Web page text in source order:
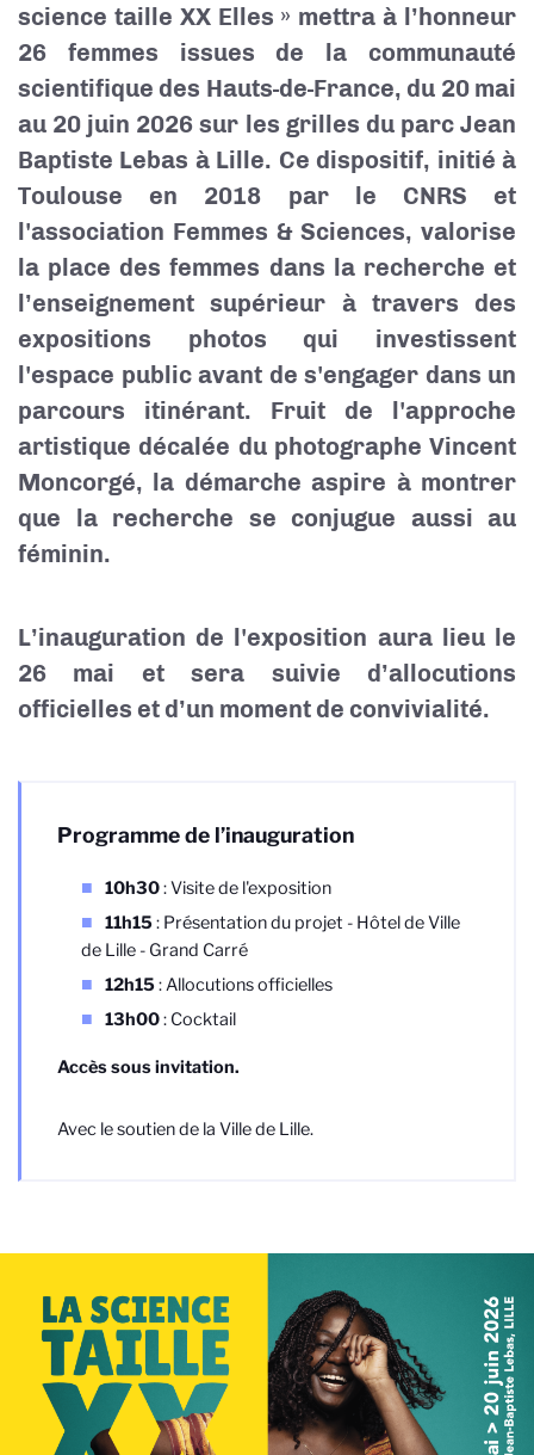
science taille XX Elles » mettra à l’honneur
26 femmes issues de la communauté
scientifique des Hauts-de-France, du 20 mai
au 20 juin 2026 sur les grilles du parc Jean
Baptiste Lebas à Lille. Ce dispositif, initié à
Toulouse en 2018 par le CNRS et
l'association Femmes & Sciences, valorise
la place des femmes dans la recherche et
l’enseignement supérieur à travers des
expositions photos qui investissent
l'espace public avant de s'engager dans un
parcours itinérant. Fruit de l'approche
artistique décalée du photographe Vincent
Moncorgé, la démarche aspire à montrer
que la recherche se conjugue aussi au
féminin.
L’inauguration de l'exposition aura lieu le
26 mai et sera suivie d’allocutions
officielles et d’un moment de convivialité.
Programme de l’inauguration
10h30: Visite de l'exposition
11h15: Présentation du projet - Hôtel de Ville
de Lille - Grand Carré
12h15: Allocutions officielles
13h00: Cocktail
Accès sous invitation.
Avec le soutien de la Ville de Lille.